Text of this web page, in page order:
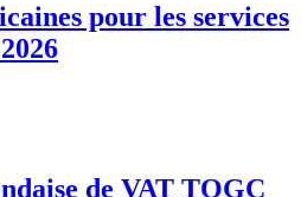
pour les services
de VAT TOGC